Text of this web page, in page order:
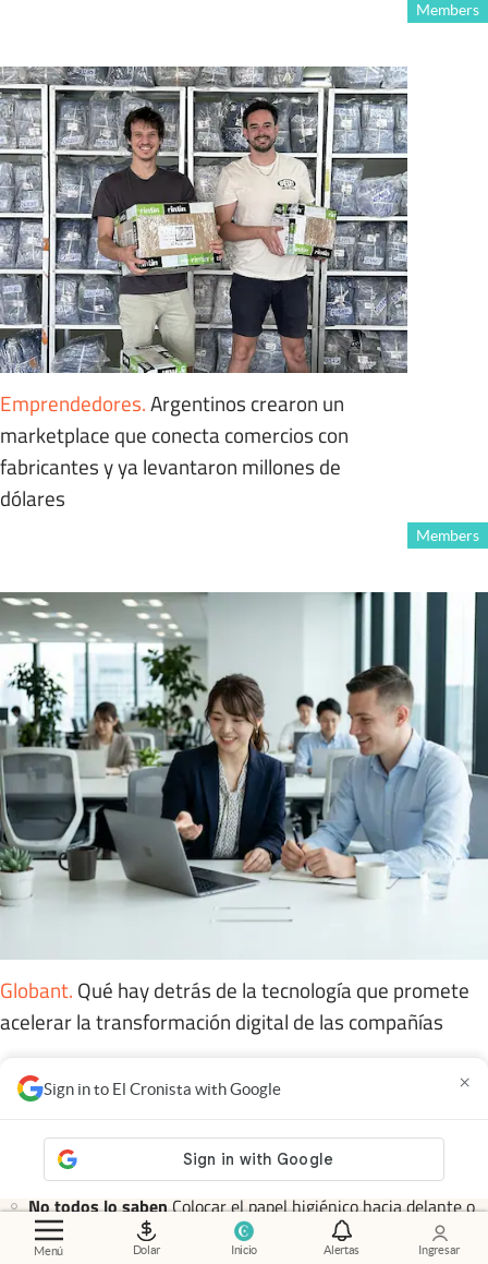
Menú Dolar Inicio Alertas Ingresar
Sign in to El Cronista with Google ×
Members
Emprendedores.Argentinos crearon un
marketplace que conecta comercios con
fabricantes y ya levantaron millones de
dólares
Members
Globant. Qué hay detrás de la tecnología que promete
acelerar la transformación digital de las compañías
Las más leídas
TrucoNi vinagre ni bicarbonato: el método ideal para eliminar
el sarro concentrado en los orificios de la ducha y evitar
reducir la presión
No todos lo sabenColocar el papel higiénico hacia delante o
hacia atrás: cuál es la forma correcta y por qué recomiendan
hacerlo solo de esta manera